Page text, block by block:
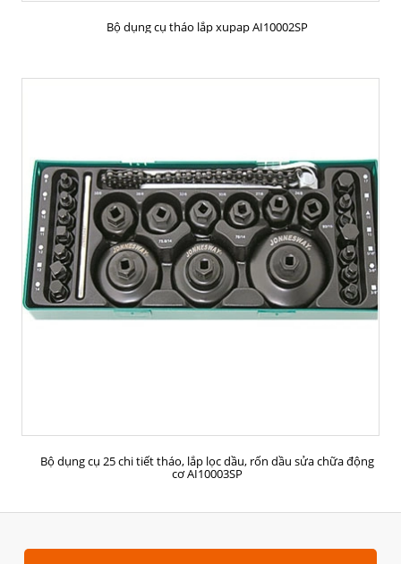
MUA HÀNG
Bộ dụng cụ tháo lắp xupap AI10002SP
MUA HÀNG
Bộ dụng cụ 25 chi tiết tháo, lắp lọc dầu, rốn dầu sửa chữa động
cơ AI10003SP